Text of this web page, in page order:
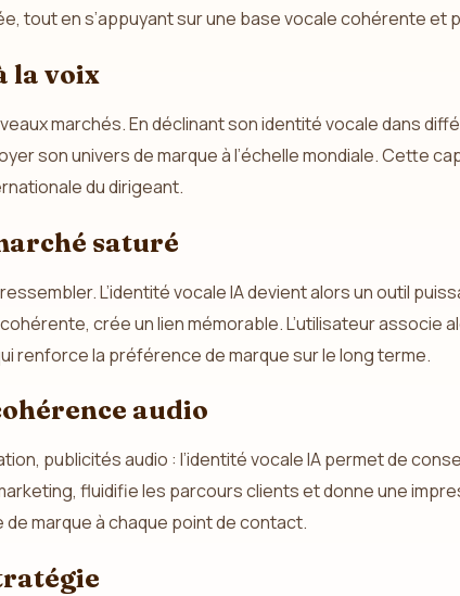
tout en s’appuyant sur une base vocale cohérente et
la voix
marchés. En déclinant son identité vocale dans
son univers de marque à l’échelle mondiale. Cette
du dirigeant.
saturé
L’identité vocale IA devient alors un outil
crée un lien mémorable. L’utilisateur associe
renforce la préférence de marque sur le long terme.
audio
publicités audio : l’identité vocale IA permet de
fluidifie les parcours clients et donne une
marque à chaque point de contact.